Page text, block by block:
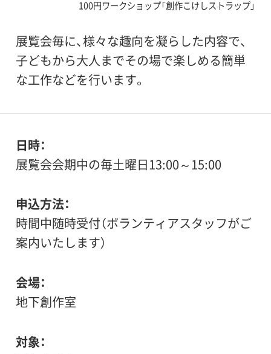
100円ワークショップ「創作こけしストラップ」
展覧会毎に、様々な趣向を凝らした内容で、
子どもから大人までその場で楽しめる簡単
な工作などを行います。
日時
展覧会会期中の毎土曜日13:00～15:00
申込方法
時間中随時受付（ボランティアスタッフがご
案内いたします）
会場
地下創作室
対象